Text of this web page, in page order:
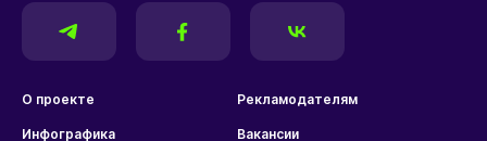
О проекте Рекламодателям
Инфографика Вакансии